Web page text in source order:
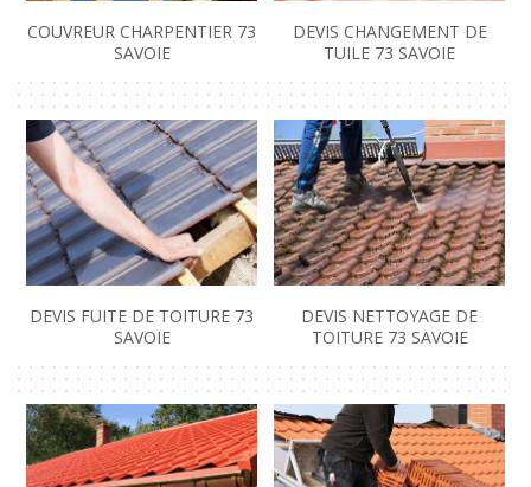
COUVREUR CHARPENTIER 73
SAVOIE
DEVIS CHANGEMENT DE
TUILE 73 SAVOIE
DEVIS FUITE DE TOITURE 73
SAVOIE
DEVIS NETTOYAGE DE
TOITURE 73 SAVOIE